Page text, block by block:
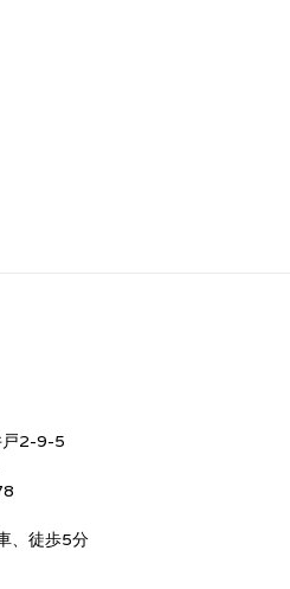
戸2-9-5
、徒歩5分